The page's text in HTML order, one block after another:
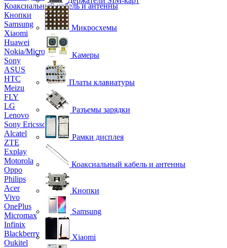
Коаксиальный кабель и антенны
Кнопки
Samsung
Xiaomi
Huawei
Nokia/Microsoft
Sony
ASUS
HTC
Meizu
FLY
LG
Lenovo
Sony Ericsson
Alcatel
ZTE
Explay
Motorola
Oppo
Philips
Acer
Vivo
OnePlus
Micromax
Infinix
Blackberry
Oukitel
Микросхемы
Камеры
Платы клавиатуры
Разъемы зарядки
Рамки дисплея
Коаксиальный кабель и антенны
Кнопки
Samsung
Xiaomi